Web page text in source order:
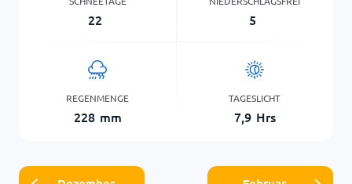
22 5
REGENMENGE
228 mm
TAGESLICHT
7,9 Hrs